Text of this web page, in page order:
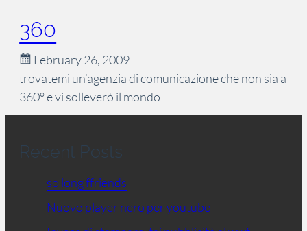
360
February 26, 2009
trovatemi un’agenzia di comunicazione che non sia a
360° e vi solleverò il mondo
Recent Posts
so long ffriends
Nuovo player nero per youtube